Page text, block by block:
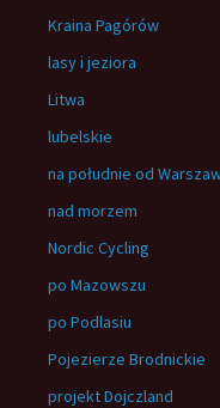
Kraina Pagórów
lasy i jeziora
Litwa
lubelskie
na południe od
nad morzem
Nordic Cycling
po Mazowszu
po Podlasiu
Pojezierze Brodnickie
projekt Dojczland